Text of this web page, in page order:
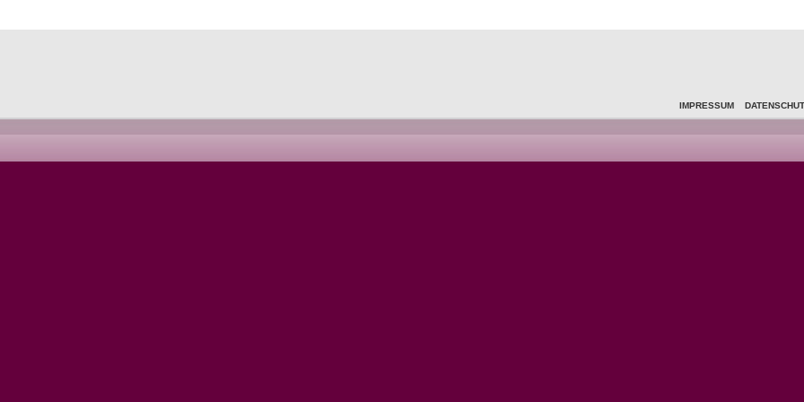
IMPRESSUM